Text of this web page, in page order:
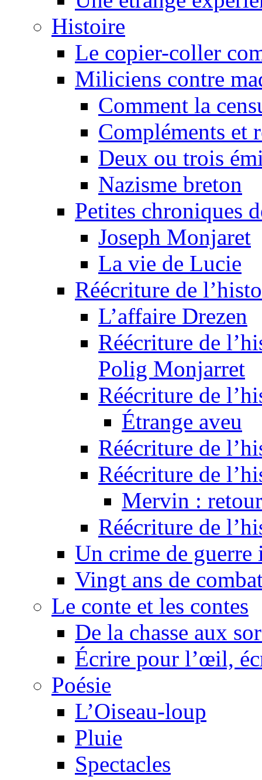
Histoire
Le copier-coller
Miliciens contre
Comment la
Compléments et
Deux ou trois
Nazisme breton
Petites chroniques
Joseph Monjaret
La vie de Lucie
Réécriture de
L’affaire Drezen
Réécriture de
Polig Monjarret
Réécriture de
Étrange aveu
Réécriture de
Réécriture de
Mervin :
Réécriture de
Un crime de guerre
Vingt ans de
Le conte et les contes
De la chasse aux
Écrire pour l’œil,
Poésie
L’Oiseau-loup
Pluie
Spectacles